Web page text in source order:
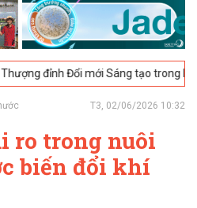
mới Sáng tạo trong Ngành Thực
T3, 02/06/2026 10:32
ro trong nuôi
biến đổi khí